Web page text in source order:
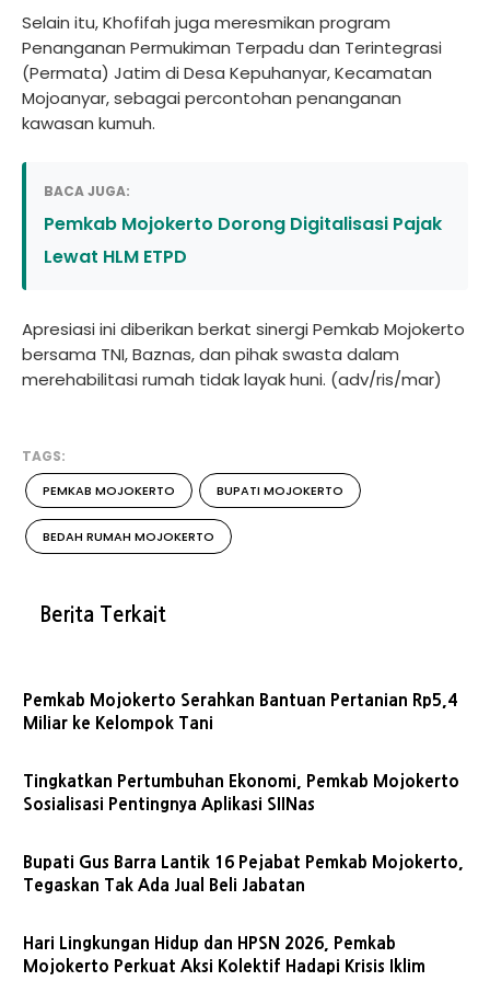
Selain itu, Khofifah juga meresmikan program
Penanganan Permukiman Terpadu dan Terintegrasi
(Permata) Jatim di Desa Kepuhanyar, Kecamatan
Mojoanyar, sebagai percontohan penanganan
kawasan kumuh.
BACA JUGA:
Pemkab Mojokerto Dorong Digitalisasi Pajak
Lewat HLM ETPD
Apresiasi ini diberikan berkat sinergi Pemkab Mojokerto
bersama TNI, Baznas, dan pihak swasta dalam
merehabilitasi rumah tidak layak huni. (adv/ris/mar)
TAGS:
PEMKAB MOJOKERTO BUPATI MOJOKERTO
BEDAH RUMAH MOJOKERTO
Berita Terkait
Pemkab Mojokerto Serahkan Bantuan Pertanian Rp5,4
Miliar ke Kelompok Tani
Tingkatkan Pertumbuhan Ekonomi, Pemkab Mojokerto
Sosialisasi Pentingnya Aplikasi SIINas
Bupati Gus Barra Lantik 16 Pejabat Pemkab Mojokerto,
Tegaskan Tak Ada Jual Beli Jabatan
Hari Lingkungan Hidup dan HPSN 2026, Pemkab
Mojokerto Perkuat Aksi Kolektif Hadapi Krisis Iklim